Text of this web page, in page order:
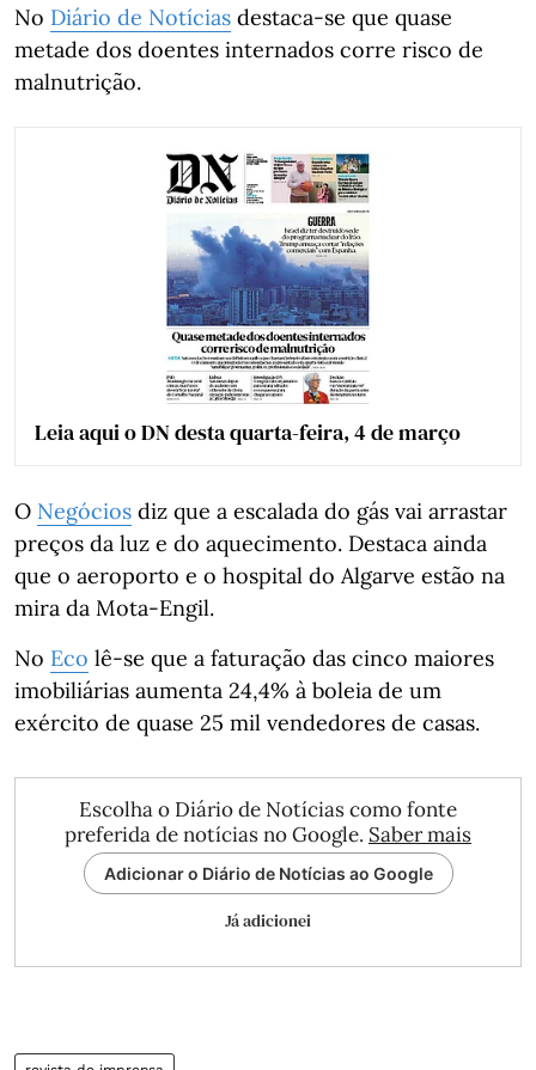
No Diário de Notícias destaca-se que quase
metade dos doentes internados corre risco de
malnutrição.
Leia aqui o DN desta quarta-feira, 4 de março
O Negócios diz que a escalada do gás vai arrastar
preços da luz e do aquecimento. Destaca ainda
que o aeroporto e o hospital do Algarve estão na
mira da Mota-Engil.
No Eco lê-se que a faturação das cinco maiores
imobiliárias aumenta 24,4% à boleia de um
exército de quase 25 mil vendedores de casas.
Escolha o Diário de Notícias como fonte
preferida de notícias no Google. Saber mais
Adicionar o Diário de Notícias ao Google
Já adicionei